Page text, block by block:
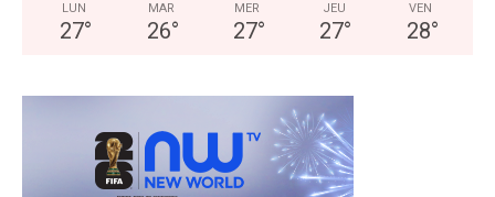
LUN
27°
MAR
26°
MER
27°
JEU
27°
VEN
28°